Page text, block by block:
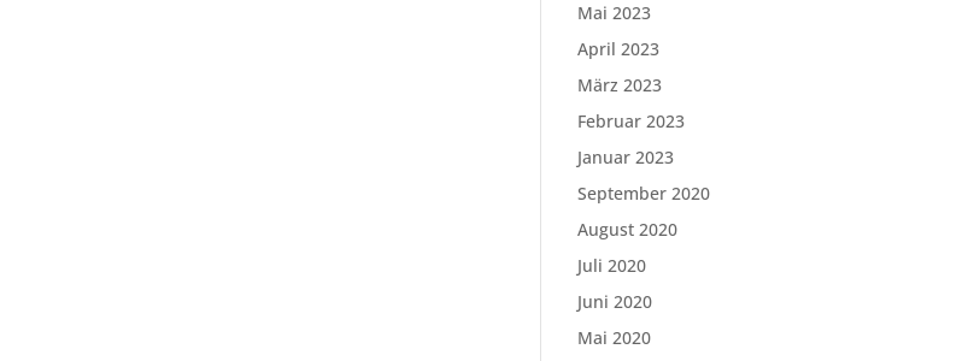
Mai 2023
April 2023
März 2023
Februar 2023
Januar 2023
September 2020
August 2020
Juli 2020
Juni 2020
Mai 2020